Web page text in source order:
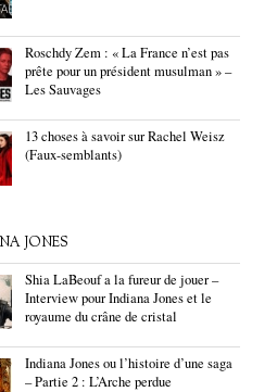
Roschdy Zem : « La France n’est pas
prête pour un président musulman » –
Les Sauvages
13 choses à savoir sur Rachel Weisz
(Faux-semblants)
JONES
Shia LaBeouf a la fureur de jouer –
Interview pour Indiana Jones et le
royaume du crâne de cristal
Indiana Jones ou l’histoire d’une saga
– Partie 2 : L’Arche perdue